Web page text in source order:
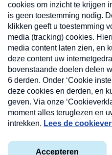
Privacyverklaring
Nieuwsbrief
Neem hier een gratis
nieuwsbrief. Elke vrijdag-